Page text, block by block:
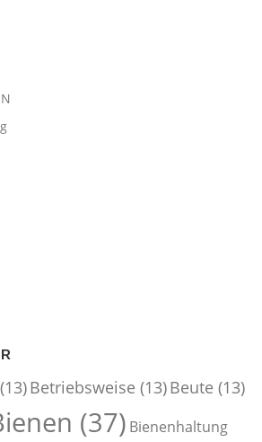
(13)Betriebsweise (13)Beute (13)
(37) Bienenhaltung